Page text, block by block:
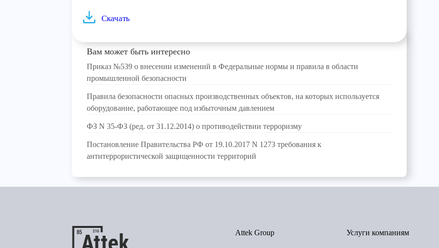
Скачать
Вам может быть интересно
Приказ №539 о внесении изменений в Федеральные нормы и правила в области
промышленной безопасности
Правила безопасности опасных производственных объектов, на которых используется
оборудование, работающее под избыточным давлением
ФЗ N 35-ФЗ (ред. от 31.12.2014) о противодействии терроризму
Постановление Правительства РФ от 19.10.2017 N 1273 требования к
антитеррористической защищенности территорий
Attek Group Услуги компаниям